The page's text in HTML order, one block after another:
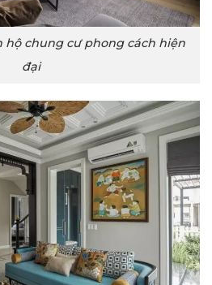
hộ chung cư phong cách hiện
đại